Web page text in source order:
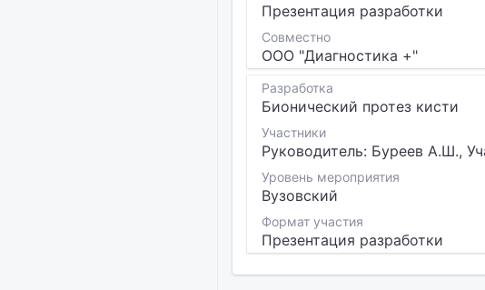
Презентация разработки
Совместно
ООО "Диагностика +"
Разработка
Бионический протез кисти
Участники
Руководитель: Буреев А.Ш.,
Уровень мероприятия
Вузовский
Формат участия
Презентация разработки